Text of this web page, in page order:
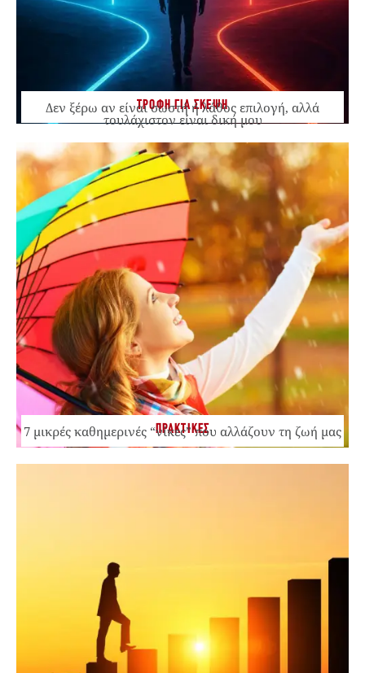
ΤΡΟΦΗ ΓΙΑ ΣΚΕΨΗ
Δεν ξέρω αν είναι σωστή ή λάθος επιλογή, αλλά
τουλάχιστον είναι δική μου
ΠΡΑΚΤΙΚΕΣ
7 μικρές καθημερινές “νίκες” που αλλάζουν τη ζωή μας